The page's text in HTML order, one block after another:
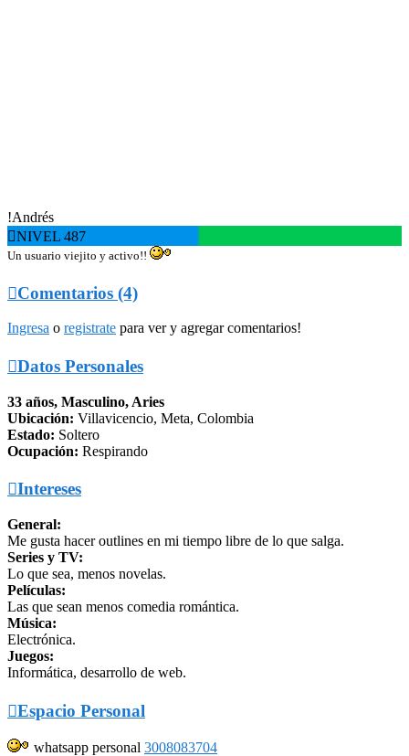
!Andrés
NIVEL 487
Un usuario viejito y activo!!
Comentarios (4)
Ingresa o registrate para ver y agregar comentarios!
Datos Personales
33 años, Masculino, Aries
Ubicación: Villavicencio, Meta, Colombia
Estado: Soltero
Ocupación: Respirando
Intereses
General:
Me gusta hacer outlines en mi tiempo libre de lo que salga.
Series y TV:
Lo que sea, menos novelas.
Películas:
Las que sean menos comedia romántica.
Música:
Electrónica.
Juegos:
Informática, desarrollo de web.
Espacio Personal
whatsapp personal 3008083704